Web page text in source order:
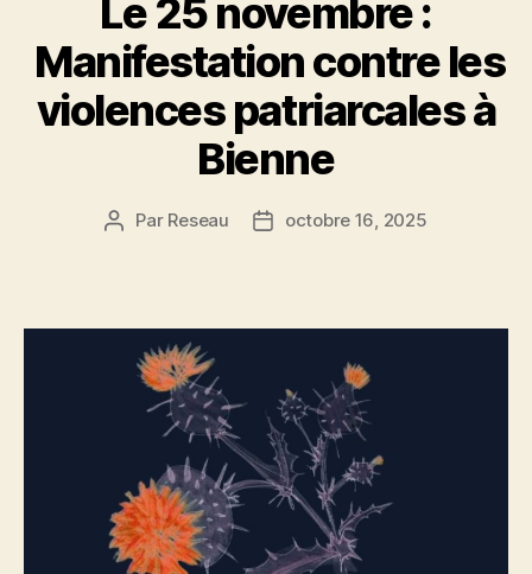
Le 25 novembre :
Manifestation contre les
violences patriarcales à
Bienne
Auteur
Par Reseau
Dateoctobre 16, 2025